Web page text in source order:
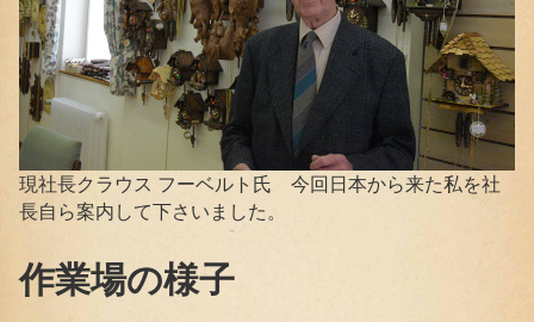
現社長クラウス フーベルト氏 今回日本から来た私を社
長自ら案内して下さいました。
作業場の様子